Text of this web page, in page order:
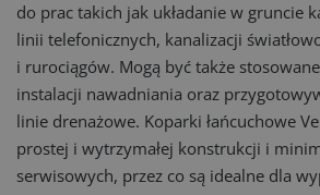
do prac takich jak układanie w gruncie
linii telefonicznych, kanalizacji
i rurociągów. Mogą być także
instalacji nawadniania oraz
linie drenażowe. Koparki łańcuchowe
prostej i wytrzymałej konstrukcji i
serwisowych, przez co są idealne dla